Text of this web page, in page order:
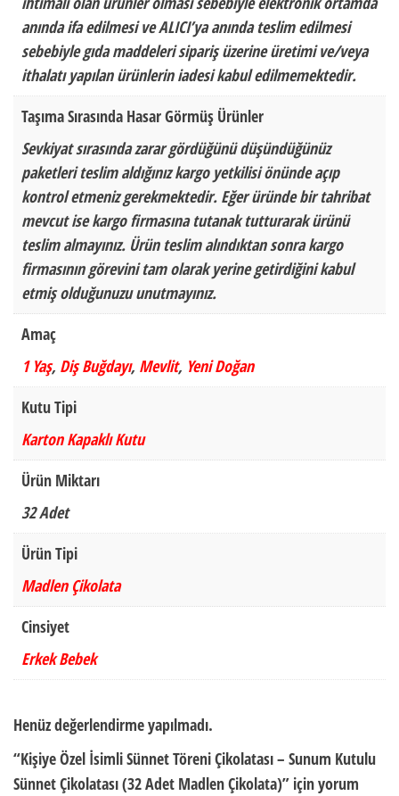
anında ifa edilmesi ve ALICI’ya anında teslim edilmesi
sebebiyle gıda maddeleri sipariş üzerine üretimi ve/veya
ithalatı yapılan ürünlerin iadesi kabul edilmemektedir.
Taşıma Sırasında Hasar Görmüş Ürünler
Sevkiyat sırasında zarar gördüğünü düşündüğünüz
paketleri teslim aldığınız kargo yetkilisi önünde açıp
kontrol etmeniz gerekmektedir. Eğer üründe bir tahribat
mevcut ise kargo firmasına tutanak tutturarak ürünü
teslim almayınız. Ürün teslim alındıktan sonra kargo
firmasının görevini tam olarak yerine getirdiğini kabul
etmiş olduğunuzu unutmayınız.
Amaç
1 Yaş, Diş Buğdayı, Mevlit, Yeni Doğan
Kutu Tipi
Karton Kapaklı Kutu
Ürün Miktarı
32 Adet
Ürün Tipi
Madlen Çikolata
Cinsiyet
Erkek Bebek
Henüz değerlendirme yapılmadı.
“Kişiye Özel İsimli Sünnet Töreni Çikolatası – Sunum Kutulu
Sünnet Çikolatası (32 Adet Madlen Çikolata)” için yorum